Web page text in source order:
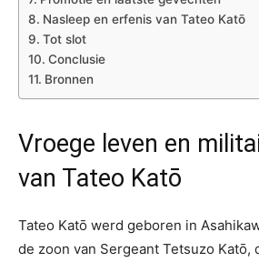
Nasleep en erfenis van Tateo Katō
Tot slot
Conclusie
Bronnen
Vroege leven en
van Tateo Katō
Tateo Katō werd geboren in
de zoon van Sergeant Tetsuzo Katō,